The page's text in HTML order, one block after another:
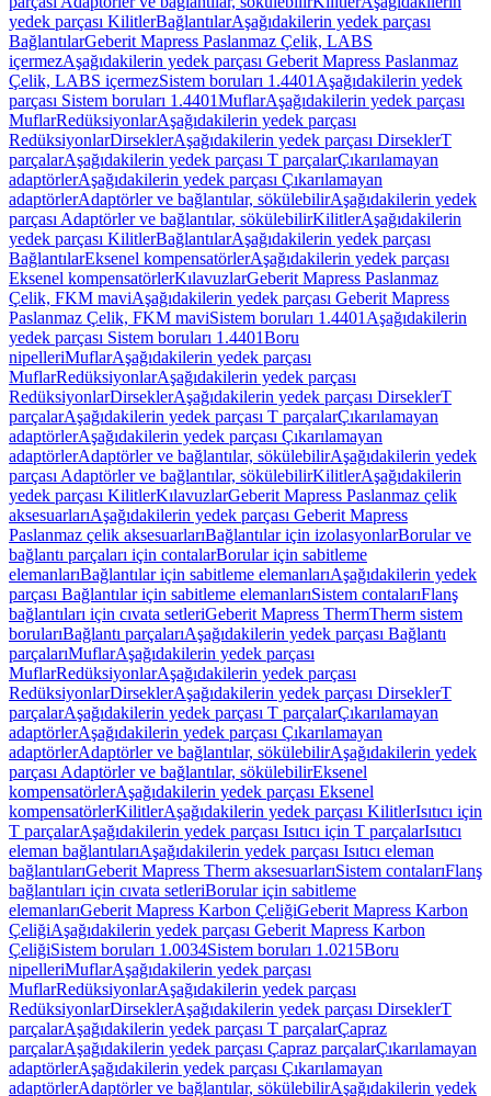
yedek parçası KilitlerBağlantılarAşağıdakilerin yedek parçası
BağlantılarGeberit Mapress Paslanmaz Çelik, LABS
içermezAşağıdakilerin yedek parçası Geberit Mapress Paslanmaz
Çelik, LABS içermezSistem boruları 1.4401 Aşağıdakilerin yedek
parçası Sistem boruları 1.4401MuflarAşağıdakilerin yedek parçası
MuflarRedüksiyonlarAşağıdakilerin yedek parçası
RedüksiyonlarDirseklerAşağıdakilerin yedek parçası DirseklerT
parçalarAşağıdakilerin yedek parçası T parçalarÇıkarılamayan
adaptörlerAşağıdakilerin yedek parçası Çıkarılamayan
adaptörlerAdaptörler ve bağlantılar, sökülebilirAşağıdakilerin yedek
parçası Adaptörler ve bağlantılar, sökülebilirKilitlerAşağıdakilerin
yedek parçası KilitlerBağlantılarAşağıdakilerin yedek parçası
BağlantılarEksenel kompensatörlerAşağıdakilerin yedek parçası
Eksenel kompensatörlerKılavuzlarGeberit Mapress Paslanmaz
Çelik, FKM maviAşağıdakilerin yedek parçası Geberit Mapress
Paslanmaz Çelik, FKM maviSistem boruları 1.4401 Aşağıdakilerin
yedek parçası Sistem boruları 1.4401Boru
nipelleriMuflarAşağıdakilerin yedek parçası
MuflarRedüksiyonlarAşağıdakilerin yedek parçası
RedüksiyonlarDirseklerAşağıdakilerin yedek parçası DirseklerT
parçalarAşağıdakilerin yedek parçası T parçalarÇıkarılamayan
adaptörlerAşağıdakilerin yedek parçası Çıkarılamayan
adaptörlerAdaptörler ve bağlantılar, sökülebilirAşağıdakilerin yedek
parçası Adaptörler ve bağlantılar, sökülebilirKilitlerAşağıdakilerin
yedek parçası KilitlerKılavuzlarGeberit Mapress Paslanmaz çelik
aksesuarlarıAşağıdakilerin yedek parçası Geberit Mapress
Paslanmaz çelik aksesuarlarıBağlantılar için izolasyonlarBorular ve
bağlantı parçaları için contalarBorular için sabitleme
elemanlarıBağlantılar için sabitleme elemanlarıAşağıdakilerin yedek
parçası Bağlantılar için sabitleme elemanlarıSistem contalarıFlanş
bağlantıları için cıvata setleriGeberit Mapress ThermTherm sistem
borularıBağlantı parçalarıAşağıdakilerin yedek parçası Bağlantı
parçalarıMuflarAşağıdakilerin yedek parçası
MuflarRedüksiyonlarAşağıdakilerin yedek parçası
RedüksiyonlarDirseklerAşağıdakilerin yedek parçası DirseklerT
parçalarAşağıdakilerin yedek parçası T parçalarÇıkarılamayan
adaptörlerAşağıdakilerin yedek parçası Çıkarılamayan
adaptörlerAdaptörler ve bağlantılar, sökülebilirAşağıdakilerin yedek
parçası Adaptörler ve bağlantılar, sökülebilirEksenel
kompensatörlerAşağıdakilerin yedek parçası Eksenel
kompensatörlerKilitlerAşağıdakilerin yedek parçası KilitlerIsıtıcı için
T parçalarAşağıdakilerin yedek parçası Isıtıcı için T parçalarIsıtıcı
eleman bağlantılarıAşağıdakilerin yedek parçası Isıtıcı eleman
bağlantılarıGeberit Mapress Therm aksesuarlarıSistem contalarıFlanş
bağlantıları için cıvata setleriBorular için sabitleme
elemanlarıGeberit Mapress Karbon ÇeliğiGeberit Mapress Karbon
ÇeliğiAşağıdakilerin yedek parçası Geberit Mapress Karbon
ÇeliğiSistem boruları 1.0034Sistem boruları 1.0215Boru
nipelleriMuflarAşağıdakilerin yedek parçası
MuflarRedüksiyonlarAşağıdakilerin yedek parçası
RedüksiyonlarDirseklerAşağıdakilerin yedek parçası DirseklerT
parçalarAşağıdakilerin yedek parçası T parçalarÇapraz
parçalarAşağıdakilerin yedek parçası Çapraz parçalarÇıkarılamayan
adaptörlerAşağıdakilerin yedek parçası Çıkarılamayan
adaptörlerAdaptörler ve bağlantılar, sökülebilirAşağıdakilerin yedek